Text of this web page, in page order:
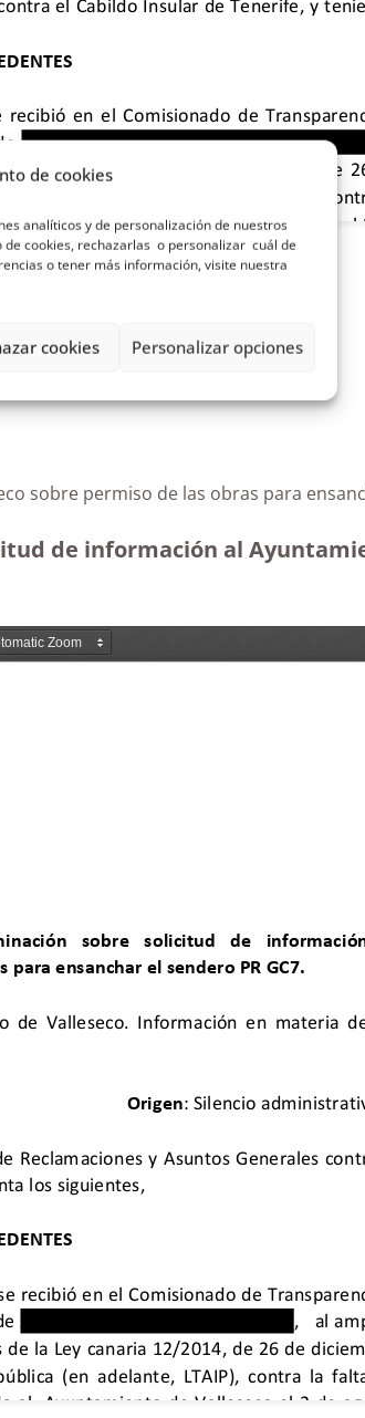
de cookies
analíticos y de personalización de nuestros
cookies, rechazarlas o personalizar cuál de
o tener más información, visite nuestra
cookies Personalizar opciones
sobre permiso de las obras para
de información al